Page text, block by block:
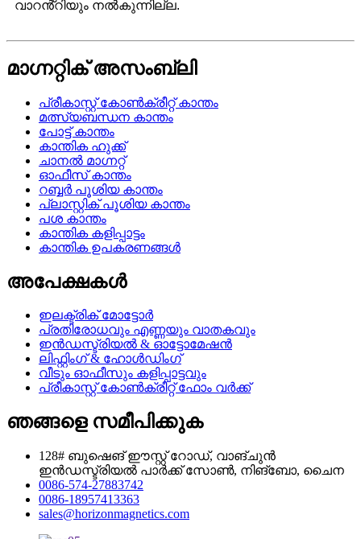
വാറൻ്റിയും നൽകുന്നില്ല.
മാഗ്നറ്റിക് അസംബ്ലി
പ്രീകാസ്റ്റ് കോൺക്രീറ്റ് കാന്തം
മത്സ്യബന്ധന കാന്തം
പോട്ട് കാന്തം
കാന്തിക ഹുക്ക്
ചാനൽ മാഗ്നറ്റ്
ഓഫീസ് കാന്തം
റബ്ബർ പൂശിയ കാന്തം
പ്ലാസ്റ്റിക് പൂശിയ കാന്തം
പശ കാന്തം
കാന്തിക കളിപ്പാട്ടം
കാന്തിക ഉപകരണങ്ങൾ
അപേക്ഷകൾ
ഇലക്ട്രിക് മോട്ടോർ
പ്രതിരോധവും എണ്ണയും വാതകവും
ഇൻഡസ്ട്രിയൽ & ഓട്ടോമേഷൻ
ലിഫ്റ്റിംഗ് & ഹോൾഡിംഗ്
വീടും ഓഫീസും കളിപ്പാട്ടവും
പ്രീകാസ്റ്റ് കോൺക്രീറ്റ് ഫോം വർക്ക്
ഞങ്ങളെ സമീപിക്കുക
128# ബുഷെങ് ഈസ്റ്റ് റോഡ്, വാങ്ചുൻ
ഇൻഡസ്ട്രിയൽ പാർക്ക് സോൺ, നിങ്ബോ, ചൈന
0086-574-27883742
0086-18957413363
sales@horizonmagnetics.com